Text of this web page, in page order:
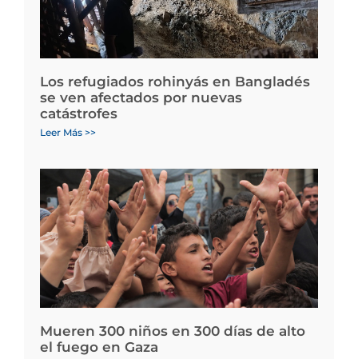
Los refugiados rohinyás en Bangladés
se ven afectados por nuevas
catástrofes
Leer Más >>
Mueren 300 niños en 300 días de alto
el fuego en Gaza